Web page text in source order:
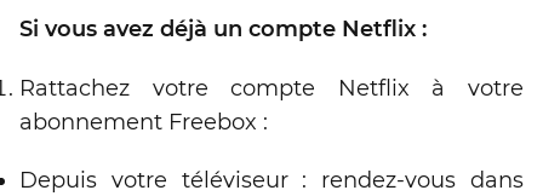
Si vous avez déjà un compte Netflix :
Rattachez votre compte Netflix à votre
abonnement Freebox :
Depuis votre téléviseur : rendez-vous dans